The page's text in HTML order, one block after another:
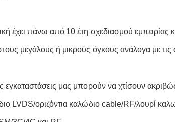
έχει πάνω από 10 έτη σχεδιασμού
μεγάλους ή μικρούς όγκους ανάλογα με τις
εγκαταστάσεις μας μπορούν να χτίσουν
LVDS/οριζόντια καλώδιο cable/RF/λουρί